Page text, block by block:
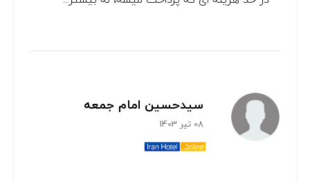
سیدحسین امام جمعه
08 تیر 1403